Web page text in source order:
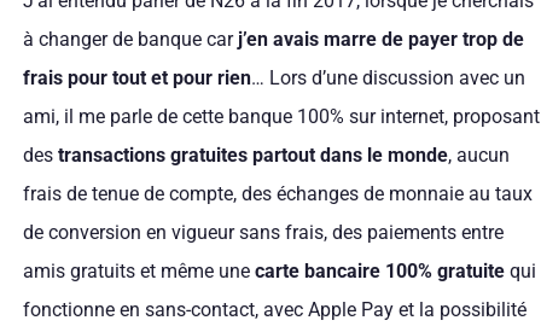
à changer de banque car j’en avais marre de payer trop de
frais pour tout et pour rien… Lors d’une discussion avec un
ami, il me parle de cette banque 100% sur internet, proposant
des transactions gratuites partout dans le monde, aucun
frais de tenue de compte, des échanges de monnaie au taux
de conversion en vigueur sans frais, des paiements entre
amis gratuits et même une carte bancaire 100% gratuitequi
fonctionne en sans-contact, avec Apple Pay et la possibilité